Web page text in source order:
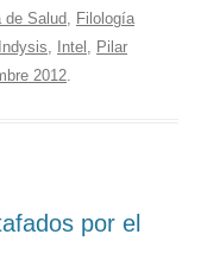
de Salud
Filología
Indysis Intel
Pilar
2012
por el